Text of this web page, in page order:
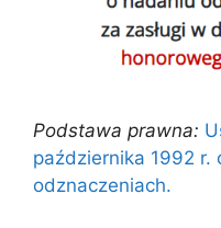
Podstawa prawna:
października 1992 r.
odznaczeniach.